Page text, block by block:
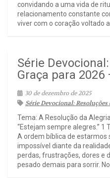
convidando a uma vida de
relacionamento constante
viver com o coração voltado
Série
Graça para 2026
30 de dezembro de 2025
Série Devocional: Resoluções
Tema: A Resolução da
“Estejam sempre alegres.” 1
A ordem bíblica de estarmos
impossível diante da
perdas, frustrações, dores e
pesado demais para sorrir. No